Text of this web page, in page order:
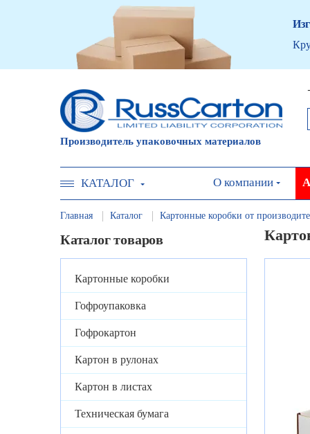
Производитель упаковочных материалов
КАТАЛОГ О компании
Главная Каталог Картонные коробки от
Каталог товаров
Картонные коробки
Гофроупаковка
Гофрокартон
Картон в рулонах
Картон в листах
Техническая бумага